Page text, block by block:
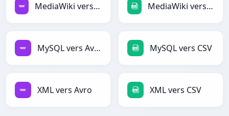
MediaWiki vers Avro MediaWiki vers CSV
MySQL vers Avro MySQL vers CSV
XML vers Avro XML vers CSV